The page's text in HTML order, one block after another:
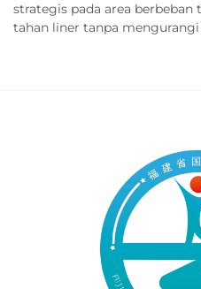
strategis pada area
tahan liner tanpa